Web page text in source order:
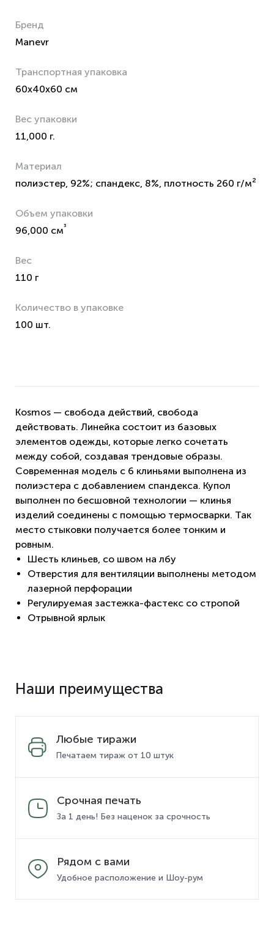
Бренд
Manevr
Транспортная упаковка
60x40x60 см
Вес упаковки
11,000 г.
Материал
полиэстер, 92%; спандекс, 8%, плотность 260 г/м²
Объем упаковки
96,000 см³
Вес
110 г
Количество в упаковке
100 шт.
Kosmos — свобода действий, свобода
действовать. Линейка состоит из базовых
элементов одежды, которые легко сочетать
между собой, создавая трендовые образы.
Современная модель с 6 клиньями выполнена из
полиэстера с добавлением спандекса. Купол
выполнен по беcшовной технологии — клинья
изделий соединены с помощью термосварки. Так
место стыковки получается более тонким и
ровным.
Шесть клиньев, со швом на лбу
Отверстия для вентиляции выполнены методом
лазерной перфорации
Регулируемая застежка-фастекс со стропой
Отрывной ярлык
Наши преимущества
Любые тиражи
Печатаем тираж от 10 штук
Срочная печать
За 1 день! Без наценок за срочность
Рядом с вами
Удобное расположение и Шоу-рум